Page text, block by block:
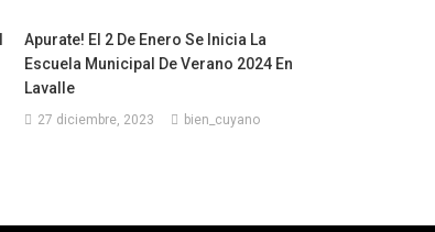
Apurate! El 2 De Enero Se Inicia La
Escuela Municipal De Verano 2024 En
Lavalle
27 diciembre, 2023 bien_cuyano